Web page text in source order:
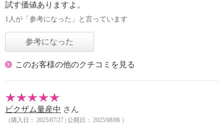
試す価値ありますよ。
1人が「参考になった」と言っています
参考になった
このお客様の他のクチコミを見る
ビクザム量産中 さん
（購入日： 2025/07/27 | 公開日： 2025/08/06 ）